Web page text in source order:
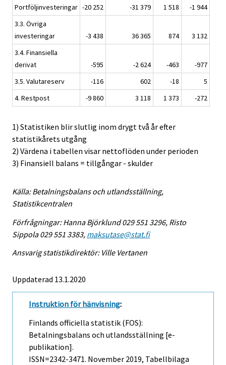
Portföljinvesteringar -20 252 -31 379 1 518
-1 944
3.3. Övriga
investeringar
-3 438 36 365 874
3 132
3.4. Finansiella
derivat
-595 -2 624 -463
-977
3.5. Valutareserv
-116 602 -18
5
4. Restpost
-9 860 3 118 1 373 -272
1) Statistiken blir slutlig inom drygt två år efter
statistikårets utgång
2) Värdena i tabellen visar nettoflöden under perioden
3) Finansiell balans = tillgångar - skulder
Källa: Betalningsbalans och utlandsställning,
Statistikcentralen
Förfrågningar: Hanna Björklund 029 551 3296, Risto
Sippola 029 551 3383, maksutase@stat.fi
Ansvarig statistikdirektör: Ville Vertanen
Uppdaterad 13.1.2020
Instruktion för hänvisning:
Finlands officiella statistik (FOS):
Betalningsbalans och utlandsställning [e-
publikation].
ISSN=2342-3471. November 2019, Tabellbilaga